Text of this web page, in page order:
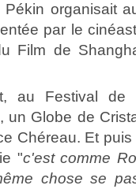
organisait
par le
Film de
au Festival
un Globe de
Chéreau. Et
"c'est comme
chose se